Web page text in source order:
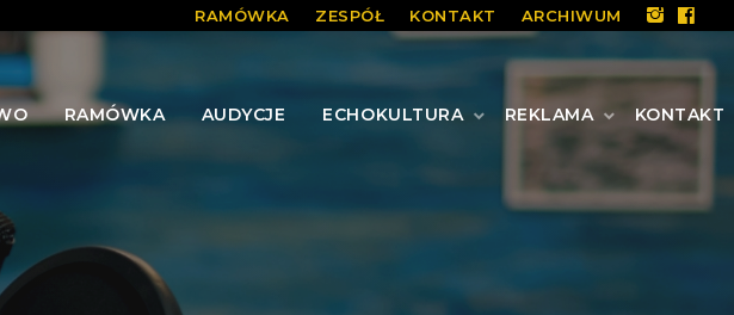
RAMÓWKA ZESPÓŁ KONTAKT ARCHIWUM
RAMÓWKA AUDYCJE ECHOKULTURA REKLAMA KONTAKT